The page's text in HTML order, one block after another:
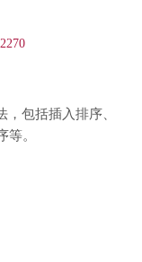
包括插入排序、
。